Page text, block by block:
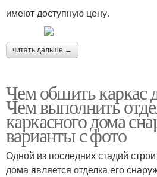
имеют доступную цену.
читать дальше →
Чем обшить каркас
Чем выполнить
каркасного дома
варианты с фото
Одной из последних стадий
дома является отделка его